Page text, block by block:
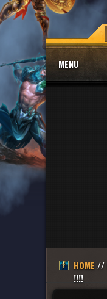
MENU
HOME //
!!!!